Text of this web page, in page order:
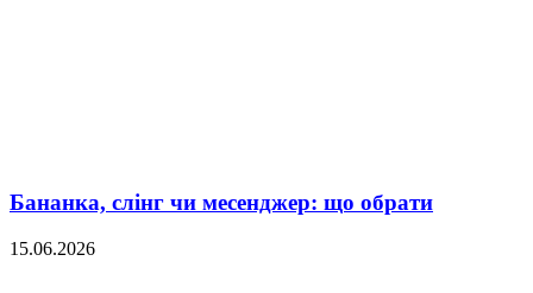
Бананка, слінг чи месенджер: що обрати
15.06.2026